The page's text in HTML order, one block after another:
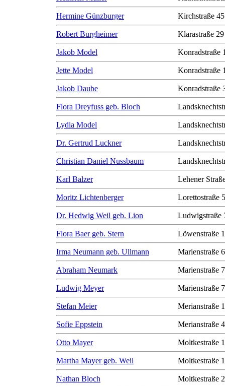
Hermine Günzburger Kirchstraße 45
Robert Burgheimer Klarastraße 29
Jakob Model Konradstraße
Jette Model Konradstraße
Jakob Daube Konradstraße
Flora Dreyfuss geb. Bloch
Lydia Model
Dr. Gertrud Luckner
Christian Daniel Nussbaum
Karl Balzer Lehener
Moritz Lichtenberger Lorettostraße
Dr. Hedwig Weil geb. Lion Ludwigstraße
Flora Baer geb. Stern Löwenstraße 1
Irma Neumann geb. Ullmann Marienstraße 6
Abraham Neumark Marienstraße 7
Ludwig Meyer Marienstraße 7
Stefan Meier Merianstraße
Sofie Eppstein Merianstraße
Otto Mayer Moltkestraße
Martha Mayer geb. Weil Moltkestraße
Nathan Bloch Moltkestraße